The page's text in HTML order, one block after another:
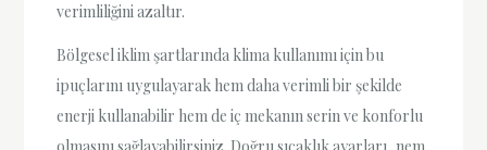
verimliliğini azaltır.
Bölgesel iklim şartlarında klima kullanımı için bu
ipuçlarını uygulayarak hem daha verimli bir şekilde
enerji kullanabilir hem de iç mekanın serin ve konforlu
olmasını sağlayabilirsiniz. Doğru sıcaklık ayarları, nem